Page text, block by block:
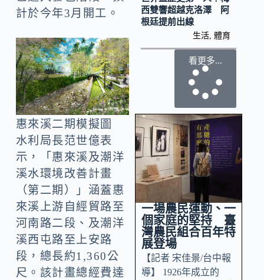
計於今年3月開工。
惠來溪二期模擬圖
水利局長范世億表
示，「惠來溪及潮洋
溪水環境改善計畫
（第二期）」涵蓋惠
來溪上游自經貿路至
河南路二段、及潮洋
溪西屯路至上安路
段，總長約1,360公
尺。該計畫總經費達
西雙響超越克洛澤 阿
根廷提前出線
生活 ,體育
看更多...
一場農民運動、一
個家庭的堅持 臺
灣農民組合百年特
展登場
【記者 宋佳景/台中報
導】 1926年成立的